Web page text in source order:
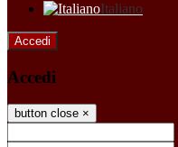
Italiano
Accedi
Accedi
button close ×